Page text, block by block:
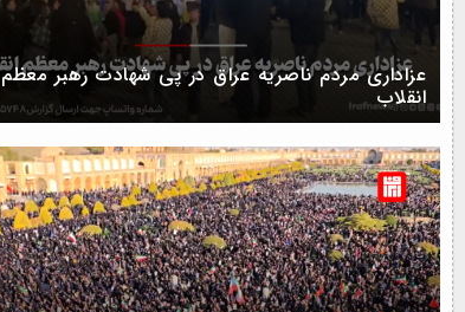
عزاداری مردم ناصریه عراق در پی شهادت رهبر معظم
انقلاب